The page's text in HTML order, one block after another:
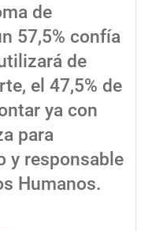
de
57,5% confía
de
el 47,5% de
ya con
para
y responsable
Humanos.